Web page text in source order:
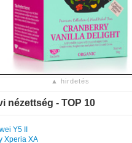
▲ hirdetés
nézettség - TOP 10
Y5 II
Xperia XA